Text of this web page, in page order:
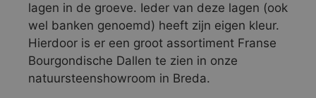
lagen in de groeve. Ieder van deze lagen (ook
wel banken genoemd) heeft zijn eigen kleur.
Hierdoor is er een groot assortiment Franse
Bourgondische Dallen te zien in onze
natuursteenshowroom in Breda.